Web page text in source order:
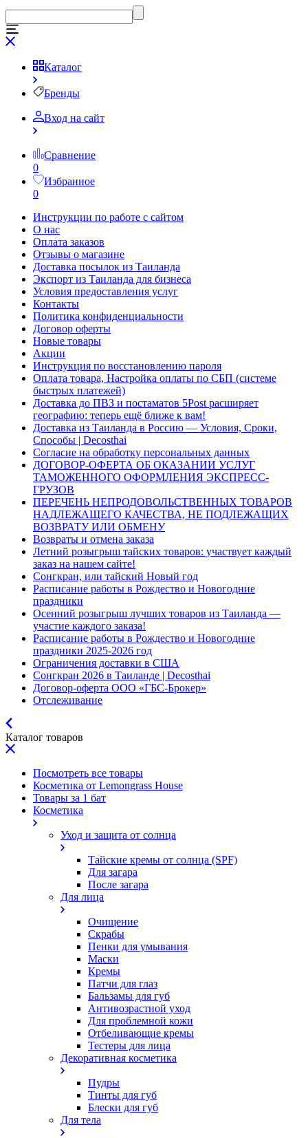
Каталог
Бренды
Вход на сайт
Сравнение
0
Избранное
0
Инструкции по работе с сайтом
О нас
Оплата заказов
Отзывы о магазине
Доставка посылок из Таиланда
Экспорт из Таиланда для бизнеса
Условия предоставления услуг
Контакты
Политика конфиденциальности
Договор оферты
Новые товары
Акции
Инструкция по восстановлению пароля
Оплата товара, Настройка оплаты по СБП (системе
быстрых платежей)
Доставка до ПВЗ и постаматов 5Post расширяет
географию: теперь ещё ближе к вам!
Доставка из Таиланда в Россию — Условия, Сроки,
Способы | Decosthai
Согласие на обработку персональных данных
ДОГОВОР-ОФЕРТА ОБ ОКАЗАНИИ УСЛУГ
ТАМОЖЕННОГО ОФОРМЛЕНИЯ ЭКСПРЕСС-
ГРУЗОВ
ПЕРЕЧЕНЬ НЕПРОДОВОЛЬСТВЕННЫХ ТОВАРОВ
НАДЛЕЖАЩЕГО КАЧЕСТВА, НЕ ПОДЛЕЖАЩИХ
ВОЗВРАТУ ИЛИ ОБМЕНУ
Возвраты и отмена заказа
Летний розыгрыш тайских товаров: участвует каждый
заказ на нашем сайте!
Сонгкран, или тайский Новый год
Расписание работы в Рождество и Новогодние
праздники
Осенний розыгрыш лучших товаров из Таиланда —
участие каждого заказа!
Расписание работы в Рождество и Новогодние
праздники 2025-2026 год
Ограничения доставки в США
Сонгкран 2026 в Таиланде | Decosthai
Договор-оферта ООО «ГБС-Брокер»
Отслеживание
Каталог товаров
Посмотреть все товары
Косметика от Lemongrass House
Товары за 1 бат
Косметика
Уход и защита от солнца
Тайские кремы от солнца (SPF)
Для загара
После загара
Для лица
Очищение
Скрабы
Пенки для умывания
Маски
Кремы
Патчи для глаз
Бальзамы для губ
Антивозрастной уход
Для проблемной кожи
Oтбеливающие кремы
Тестеры для лица
Декоративная косметика
Пудры
Тинты для губ
Блески для губ
Для тела